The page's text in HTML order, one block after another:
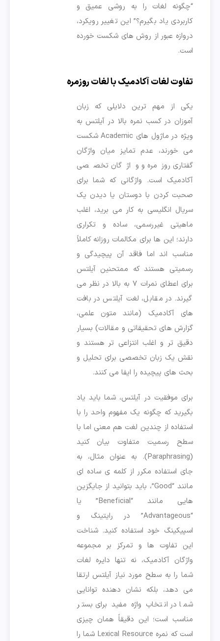
“چگونه لغات را به روشی عمیق و
کاربردی یاد بگیرم؟” این تغییر رویکرد،
دروازه عبور از روش های شکست خورده
است.
تفاوت لغات آکادمیک با لغات روزمره
یکی از مهم ترین دلایلی که زبان
آموزان در کسب نمره بالا در آیلتس به
ویژه در ماژول های Academic شکست
می خورند، عدم تمایز میان واژگان
گفتاری روزمره و واژگان تخصصی
آکادمیک است. واژگانی که شما برای
صحبت کردن با دوستان یا دیدن یک
سریال انگلیسی به کار می برید، اغلب
ماهیتی غیررسمی، ساده و تکراری
دارند؛ این ها برای مکالمات روزانه کاملاً
مناسب اند اما فاقد آن پیچیدگی و
رسمیتی هستند که ممتحنین آیلتس
برای اعطای نمرات ۷ به بالا در نظر می
گیرند. در مقابل، لغت آیلتس در بافت
های آکادمیک (مانند متون علمی،
گزارش های تحقیقاتی و مقالات) بسیار
دقیق تر و اغلب انتزاعی تر هستند و
نقش یک زبان تخصصی برای تحلیل و
بحث های پیچیده را ایفا می کنند.
برای موفقیت در آیلتس، شما باید یاد
بگیرید که چگونه یک مفهوم واحد را با
استفاده از چندین لغت هم معنی اما با
سطح رسمیت متفاوت بیان کنید
(Paraphrasing). به عنوان مثال، به
جای استفاده مکرر از کلمه ی ساده ای
مانند “Good”، باید بتوانید از جایگزین
هایی مانند “Beneficial” یا
“Advantageous” در رایتینگ و
اسپیکینگ خود استفاده کنید. شناخت
این تفاوت ها و تمرکز بر مجموعه
واژگان آکادمیک، نه تنها دایره لغات
شما را به سطح مورد نیاز آیلتس ارتقا
می دهد، بلکه نشان دهنده توانایی
شما در انتخاب واژه مفید برای بستر
مناسب است؛ این دقیقاً همان چیزی
است که نمره Lexical Resource شما را